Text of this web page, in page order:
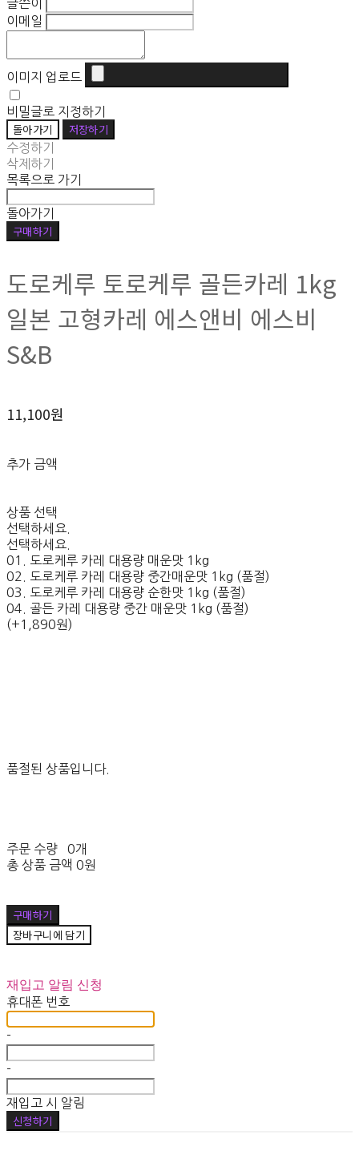
글쓴이
이메일
이미지 업로드
비밀글로 지정하기
돌아가기 저장하기
수정하기
삭제하기
목록으로 가기
돌아가기
구매하기
도로케루 토로케루 골든카레 1kg
일본 고형카레 에스앤비 에스비
S&B
11,100원
추가 금액
상품 선택
선택하세요.
선택하세요.
01. 도로케루 카레 대용량 매운맛 1kg
02. 도로케루 카레 대용량 중간매운맛 1kg (품절)
03. 도로케루 카레 대용량 순한맛 1kg (품절)
04. 골든 카레 대용량 중간 매운맛 1kg (품절)
(+1,890원)
품절된 상품입니다.
주문 수량
0개
총 상품 금액 0원
구매하기
장바구니에 담기
재입고 알림 신청
휴대폰 번호
-
-
재입고 시 알림
신청하기